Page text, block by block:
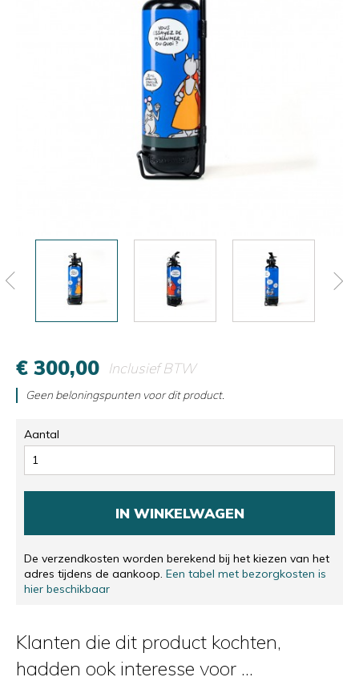
€ 300,00 Inclusief BTW
Geen beloningspunten voor dit product.
Aantal
IN WINKELWAGEN
De verzendkosten worden berekend bij het kiezen van het
adres tijdens de aankoop. Een tabel met bezorgkosten is
hier beschikbaar
Klanten die dit product kochten,
hadden ook interesse voor ...